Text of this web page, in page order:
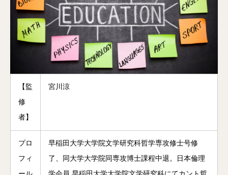
【監
修
者】
宮川涼
プロ
フィ
早稲田大学大学院文学研究科哲学専攻修士号修
了、同大学大学院同専攻博士課程中退。日本倫理